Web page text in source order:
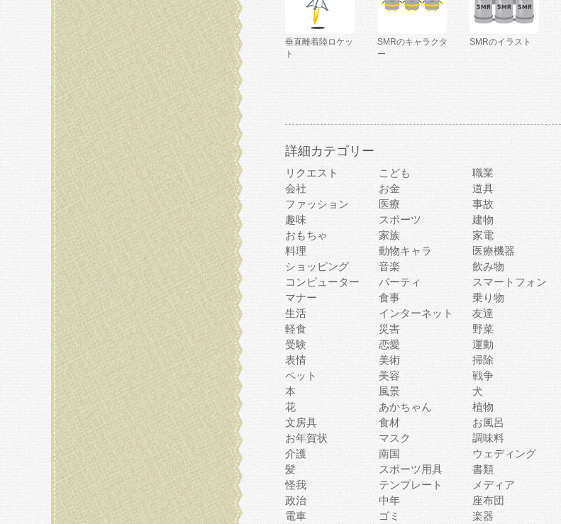
垂直離着陸ロケッ
ト
SMRのキャラクタ
ー
SMRのイラスト
詳細カテゴリー
リクエスト こども 職業
会社
お金 道具
ファッション
医療 事故
趣味
スポーツ 建物
おもちゃ
家族 家電
料理
動物キャラ 医療機器
ショッピング
音楽 飲み物
コンピューター
パーティ スマートフォン
マナー
食事 乗り物
生活
インターネット 友達
軽食
災害 野菜
受験
恋愛 運動
表情
美術 掃除
ペット
美容 戦争
本
風景 犬
花
あかちゃん 植物
文房具
食材 お風呂
お年賀状
マスク 調味料
介護
南国 ウェディング
髪
スポーツ用具 書類
怪我
テンプレート メディア
政治
中年 座布団
電車
ゴミ 楽器